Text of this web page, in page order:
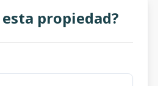
propiedad?